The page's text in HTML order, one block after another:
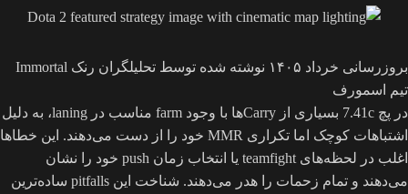
بروزرسانی خرداد ۱۴۰۵
نوشته شده توسط تحلیلگران رنک Immortal
تیم اسمورف
در پچ 7.41c بسیاری از Carryها با وجود farm مناسب در laning، به دلیل
اشتباهات کوچک اما تکراری MMR خود را از دست می‌دهند. این خطاها
اغلب در لحظه‌های teamfight یا انتخاب زمان push خود را نشان
می‌دهند و تمام زحمات را هدر می‌دهند. شناخت این pitfalls ساده‌ترین